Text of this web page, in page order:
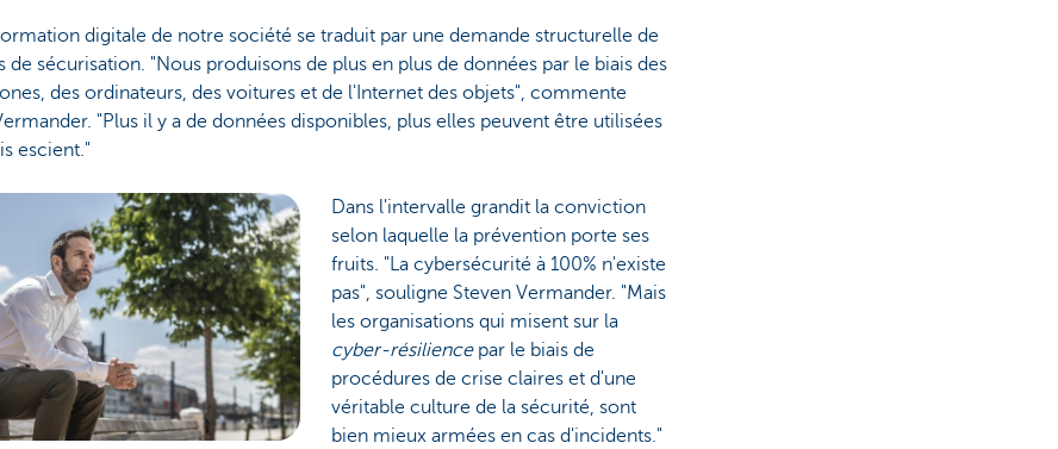
digitale de notre société se traduit par une demande structurelle de
de sécurisation. "Nous produisons de plus en plus de données par le biais des
des ordinateurs, des voitures et de l'Internet des objets", commente
"Plus il y a de données disponibles, plus elles peuvent être utilisées
escient."
Dans l'intervalle grandit la conviction
selon laquelle la prévention porte ses
fruits. "La cybersécurité à 100% n'existe
pas", souligne Steven Vermander. "Mais
les organisations qui misent sur la
cyber-résiliencepar le biais de
procédures de crise claires et d'une
véritable culture de la sécurité, sont
bien mieux armées en cas d'incidents."